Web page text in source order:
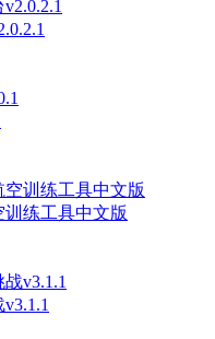
练工具中文版